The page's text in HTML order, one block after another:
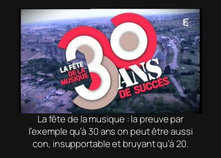
La fête de la musique : la preuve par
l’exemple qu’à 30 ans on peut être aussi
con, insupportable et bruyant qu’à 20.